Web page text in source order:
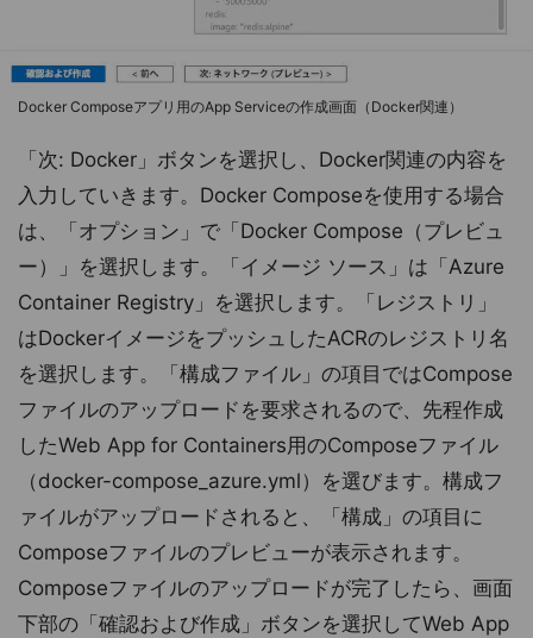
Docker Composeアプリ用のApp Serviceの作成画面（Docker関連）
「次: Docker」ボタンを選択し、Docker関連の内容を
入力していきます。Docker Composeを使用する場合
は、「オプション」で「Docker Compose（プレビュ
ー）」を選択します。「イメージ ソース」は「Azure
Container Registry」を選択します。「レジストリ」
はDockerイメージをプッシュしたACRのレジストリ名
を選択します。「構成ファイル」の項目ではCompose
ファイルのアップロードを要求されるので、先程作成
したWeb App for Containers用のComposeファイル
（docker-compose_azure.yml）を選びます。構成フ
ァイルがアップロードされると、「構成」の項目に
Composeファイルのプレビューが表示されます。
Composeファイルのアップロードが完了したら、画面
下部の「確認および作成」ボタンを選択してWeb App